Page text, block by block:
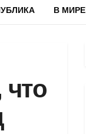
В МИРЕ